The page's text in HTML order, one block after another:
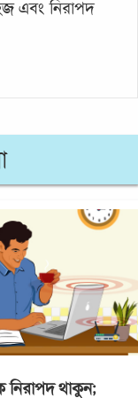
এবং নিরাপদ
নিরাপদ থাকুন;